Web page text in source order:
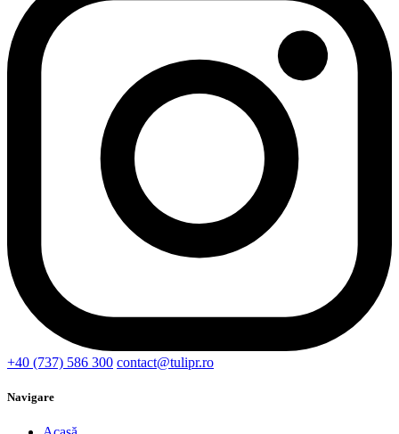
+40 (737) 586 300 contact@tulipr.ro
Navigare